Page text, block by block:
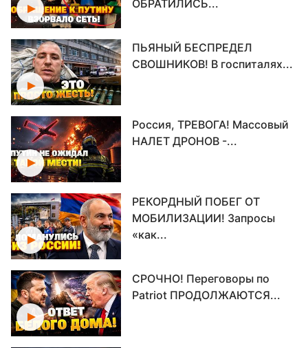
ОБРАТИЛИСЬ...
ПЬЯНЫЙ БЕСПРЕДЕЛ
СВОШНИКОВ! В госпиталях...
Россия, ТРЕВОГА! Массовый
НАЛЕТ ДРОНОВ -...
РЕКОРДНЫЙ ПОБЕГ ОТ
МОБИЛИЗАЦИИ! Запросы
«как...
СРОЧНО! Переговоры по
Patriot ПРОДОЛЖАЮТСЯ...